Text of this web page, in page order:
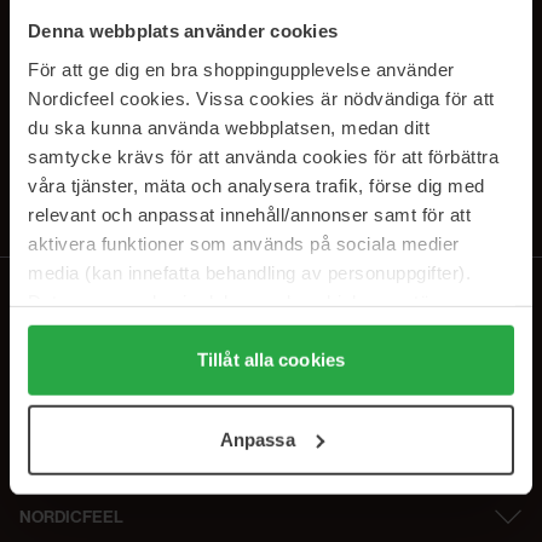
Denna webbplats använder cookies
För att ge dig en bra shoppingupplevelse använder
Nordicfeel cookies. Vissa cookies är nödvändiga för att
du ska kunna använda webbplatsen, medan ditt
samtycke krävs för att använda cookies för att förbättra
våra tjänster, mäta och analysera trafik, förse dig med
relevant och anpassat innehåll/annonser samt för att
aktivera funktioner som används på sociala medier
media (kan innefatta behandling av personuppgifter).
Genom att trycka på "Tillåt alla cookies" accepterar du
alla cookies, medan du under "Detaljer" kan anpassa
användningen av cookies. Du kan när som helst återkalla
samt vår Integritetspolicy.
Tillåt alla cookies
Anpassa
PRENUMERERA PÅ VÅRA
NYHETSBREV
E-postadress
Genom att prenumerera accepterar du vårIntegritetspolicy.
NORDICFEEL